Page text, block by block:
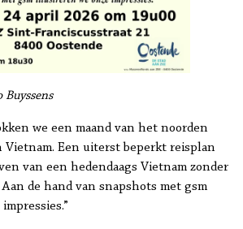
Buyssens
we een maand van het noorden
Vietnam. Een uiterst beperkt reisplan
van een hedendaags Vietnam zonder
de hand van snapshots met gsm